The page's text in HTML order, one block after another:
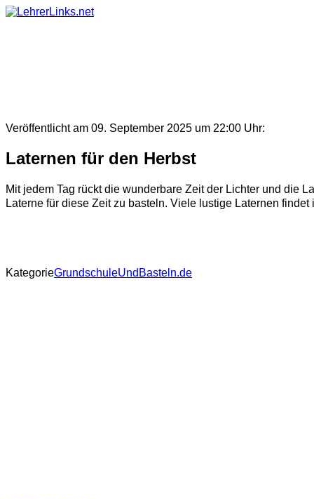
Skip
Veröffentlicht am 09. September 2025 um 22:00 Uhr:
Laternen für den Herbst
Mit jedem Tag rückt die wunderbare Zeit der Lichter und die
Laterne für diese Zeit zu basteln. Viele lustige Laternen findet
KategorieGrundschuleUndBasteln.de